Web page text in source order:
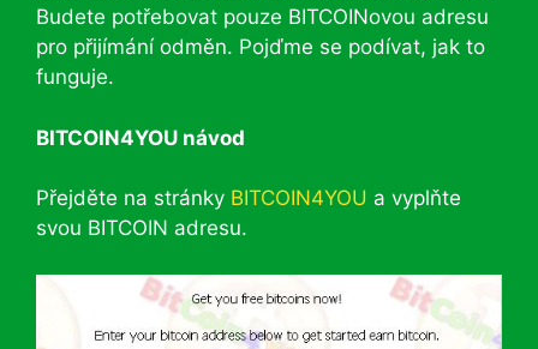
Budete potřebovat pouze BITCOINovou adresu
pro přijímání odměn. Pojďme se podívat, jak to
funguje.
BITCOIN4YOU návod
Přejděte na stránky BITCOIN4YOU a vyplňte
svou BITCOIN adresu.